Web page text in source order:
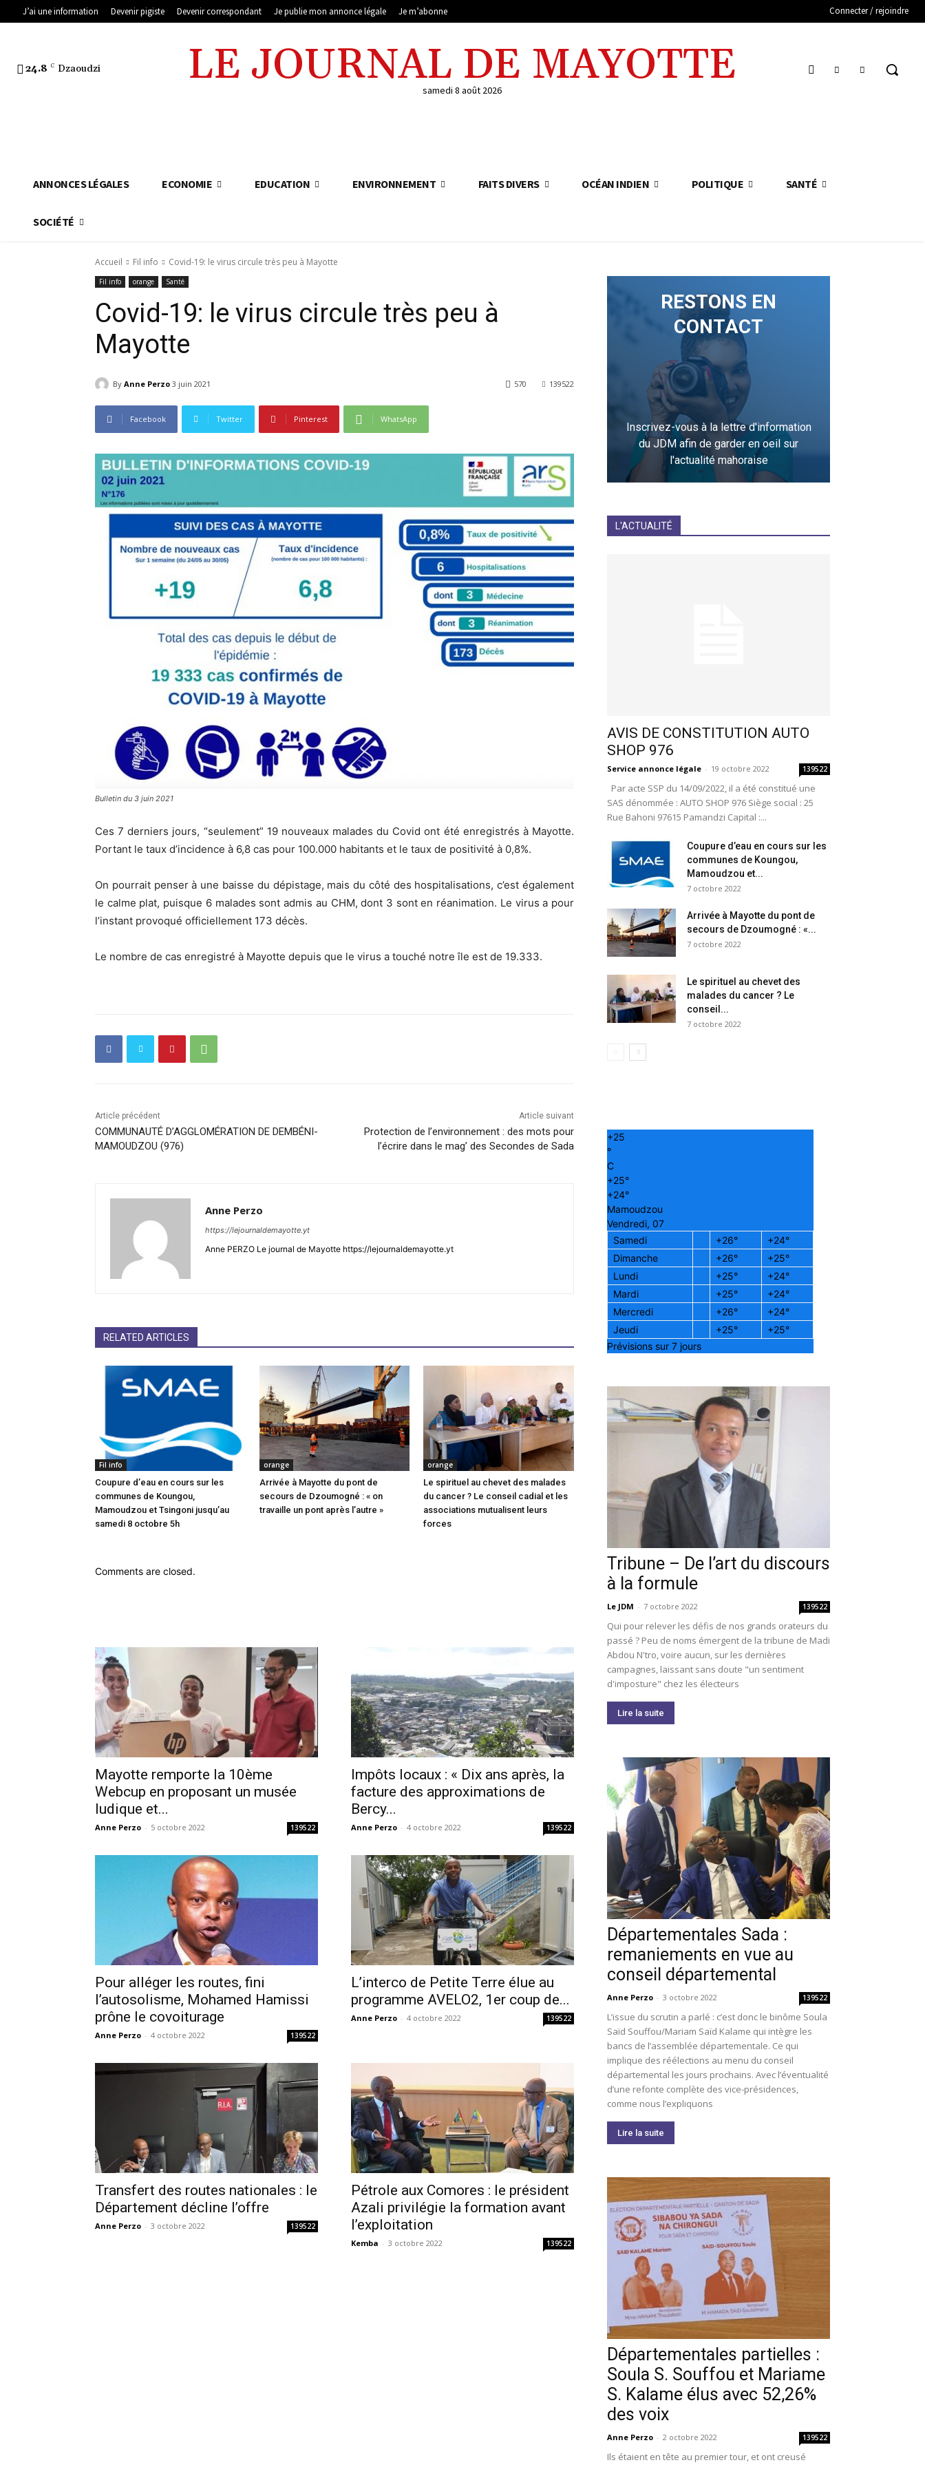
J’ai une information Devenir pigiste Devenir correspondant Je publie mon annonce légale Je m’abonne Connecter / rejoindre
24.8 C Dzaoudzi LE JOURNAL DE MAYOTTE
samedi 8 août 2026
ANNONCES LÉGALES ECONOMIE EDUCATION ENVIRONNEMENT FAITS DIVERS OCÉAN INDIEN POLITIQUE SANTÉ
SOCIÉTÉ
Accueil Fil info Covid-19: le virus circule très peu à Mayotte
Fil info orange Santé
Covid-19: le virus circule très peu à
Mayotte
By Anne Perzo 3 juin 2021 139522
570
Facebook Twitter Pinterest WhatsApp
Bulletin du 3 juin 2021
Ces 7 derniers jours, “seulement” 19 nouveaux malades du Covid ont été enregistrés à Mayotte.
Portant le taux d’incidence à 6,8 cas pour 100.000 habitants et le taux de positivité à 0,8%.
On pourrait penser à une baisse du dépistage, mais du côté des hospitalisations, c’est également
le calme plat, puisque 6 malades sont admis au CHM, dont 3 sont en réanimation. Le virus a pour
l’instant provoqué officiellement 173 décès.
Le nombre de cas enregistré à Mayotte depuis que le virus a touché notre île est de 19.333.
Article précédent
COMMUNAUTÉ D’AGGLOMÉRATION DE DEMBÉNI-
MAMOUDZOU (976)
Article suivant
Protection de l’environnement : des mots pour
l’écrire dans le mag’ des Secondes de Sada
Anne Perzo
https://lejournaldemayotte.yt
Anne PERZO Le journal de Mayotte https://lejournaldemayotte.yt
RELATED ARTICLES
Fil info
Coupure d’eau en cours sur les
communes de Koungou,
Mamoudzou et Tsingoni jusqu’au
samedi 8 octobre 5h
orange
Arrivée à Mayotte du pont de
secours de Dzoumogné : « on
travaille un pont après l’autre »
orange
Le spirituel au chevet des malades
du cancer ? Le conseil cadial et les
associations mutualisent leurs
forces
Comments are closed.
Mayotte remporte la 10ème
Webcup en proposant un musée
ludique et...
Anne Perzo - 5 octobre 2022 139522
Impôts locaux : « Dix ans après, la
facture des approximations de
Bercy...
Anne Perzo - 4 octobre 2022 139522
Pour alléger les routes, fini
l’autosolisme, Mohamed Hamissi
prône le covoiturage
Anne Perzo - 4 octobre 2022 139522
L’interco de Petite Terre élue au
programme AVELO2, 1er coup de...
Anne Perzo - 4 octobre 2022 139522
Transfert des routes nationales : le
Département décline l’offre
Anne Perzo - 3 octobre 2022 139522
Pétrole aux Comores : le président
Azali privilégie la formation avant
l’exploitation
Kemba - 3 octobre 2022 139522
RESTONS EN
CONTACT
Inscrivez-vous à la lettre d'information
du JDM afin de garder en oeil sur
l'actualité mahoraise
L'ACTUALITÉ
AVIS DE CONSTITUTION AUTO
SHOP 976
Service annonce légale - 19 octobre 2022 139522
Par acte SSP du 14/09/2022, il a été constitué une
SAS dénommée : AUTO SHOP 976 Siège social : 25
Rue Bahoni 97615 Pamandzi Capital :...
Coupure d’eau en cours sur les
communes de Koungou,
Mamoudzou et...
7 octobre 2022
Arrivée à Mayotte du pont de
secours de Dzoumogné : «...
7 octobre 2022
Le spirituel au chevet des
malades du cancer ? Le
conseil...
7 octobre 2022
+25
°
C
+25°
+24°
Mamoudzou
Vendredi, 07
Samedi
+26° +24°
Dimanche
+26° +25°
Lundi
+25° +24°
Mardi
+25° +24°
Mercredi
+26° +24°
Jeudi
+25° +25°
Prévisions sur 7 jours
Tribune – De l’art du discours
à la formule
Le JDM - 7 octobre 2022 139522
Qui pour relever les défis de nos grands orateurs du
passé ? Peu de noms émergent de la tribune de Madi
Abdou N'tro, voire aucun, sur les dernières
campagnes, laissant sans doute "un sentiment
d'imposture" chez les électeurs
Lire la suite
Départementales Sada :
remaniements en vue au
conseil départemental
Anne Perzo - 3 octobre 2022 139522
L’issue du scrutin a parlé : c’est donc le binôme Soula
Saïd Souffou/Mariam Saïd Kalame qui intègre les
bancs de l’assemblée départementale. Ce qui
implique des réélections au menu du conseil
départemental les jours prochains. Avec l’éventualité
d’une refonte complète des vice-présidences,
comme nous l’expliquons
Lire la suite
Départementales partielles :
Soula S. Souffou et Mariame
S. Kalame élus avec 52,26%
des voix
Anne Perzo - 2 octobre 2022 139522
Ils étaient en tête au premier tour, et ont creusé